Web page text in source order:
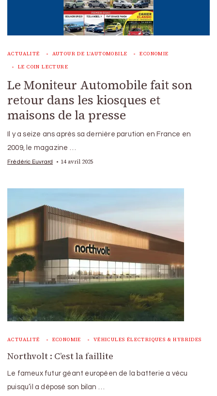
ACTUALITÉ AUTOUR DE L'AUTOMOBILE ECONOMIE
LE COIN LECTURE
Le Moniteur Automobile fait son
retour dans les kiosques et
maisons de la presse
Il y a seize ans après sa dernière parution en France en
2009, le magazine …
Frédéric Euvrard 14 avril 2025
ACTUALITÉ ECONOMIE VÉHICULES ÉLECTRIQUES & HYBRIDES
Northvolt : C’est la faillite
Le fameux futur géant européen de la batterie a vécu
puisqu’il a déposé son bilan …